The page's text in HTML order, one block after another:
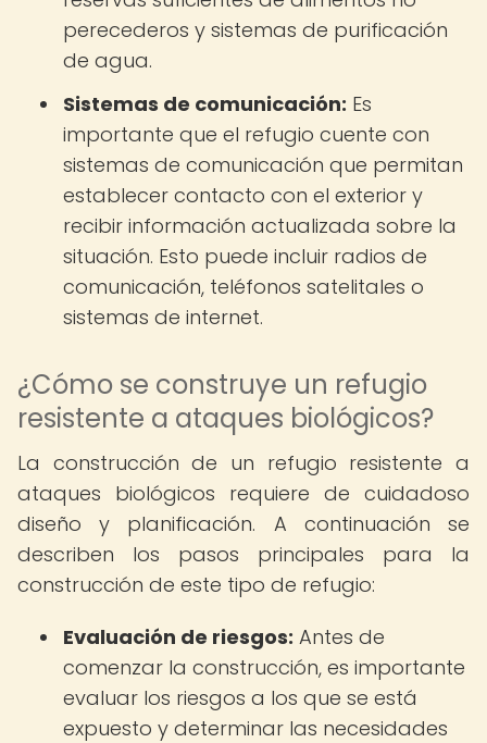
perecederos y sistemas de purificación
de agua.
Sistemas de comunicación: Es
importante que el refugio cuente con
sistemas de comunicación que permitan
establecer contacto con el exterior y
recibir información actualizada sobre la
situación. Esto puede incluir radios de
comunicación, teléfonos satelitales o
sistemas de internet.
¿Cómo se construye un refugio
resistente a ataques biológicos?
La construcción de un refugio resistente a
ataques biológicos requiere de cuidadoso
diseño y planificación. A continuación se
describen los pasos principales para la
construcción de este tipo de refugio:
Evaluación de riesgos: Antes de
comenzar la construcción, es importante
evaluar los riesgos a los que se está
expuesto y determinar las necesidades